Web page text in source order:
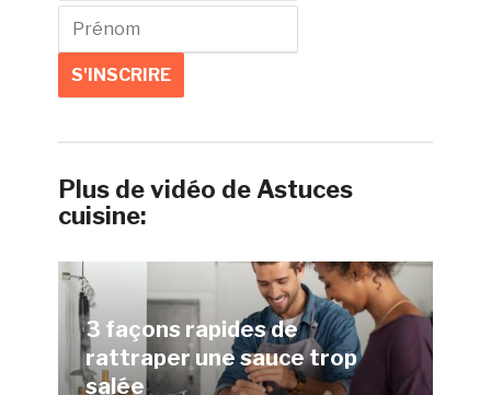
Plus de vidéo de Astuces
cuisine:
3 façons rapides de
rattraper une sauce trop
salée